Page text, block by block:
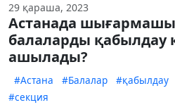
29 қараша, 2023
Астанада
балаларды қабылдау
ашылады?
#Астана #Балалар #қабылдау
#секция